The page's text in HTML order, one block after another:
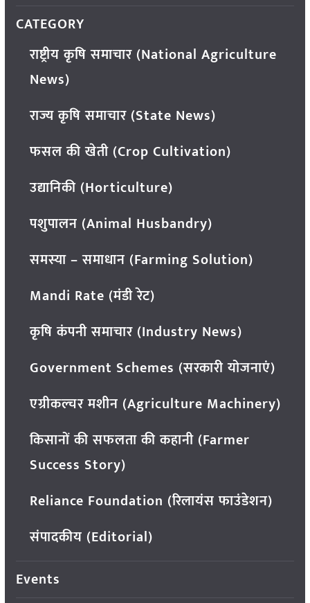
CATEGORY
राष्ट्रीय कृषि समाचार (National Agriculture
News)
राज्य कृषि समाचार (State News)
फसल की खेती (Crop Cultivation)
उद्यानिकी (Horticulture)
पशुपालन (Animal Husbandry)
समस्या – समाधान (Farming Solution)
Mandi Rate (मंडी रेट)
कृषि कंपनी समाचार (Industry News)
Government Schemes (सरकारी योजनाएं)
एग्रीकल्चर मशीन (Agriculture Machinery)
किसानों की सफलता की कहानी (Farmer
Success Story)
Reliance Foundation (रिलायंस फाउंडेशन)
संपादकीय (Editorial)
Events